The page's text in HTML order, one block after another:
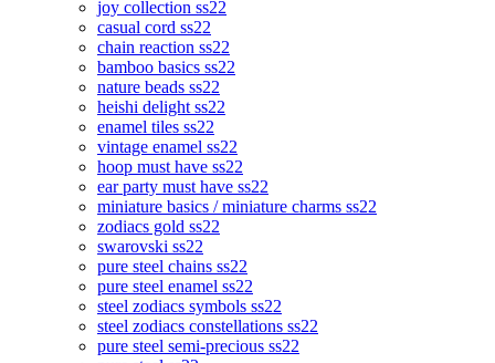
joy collection ss22
casual cord ss22
chain reaction ss22
bamboo basics ss22
nature beads ss22
heishi delight ss22
enamel tiles ss22
vintage enamel ss22
hoop must have ss22
ear party must have ss22
miniature basics / miniature charms ss22
zodiacs gold ss22
swarovski ss22
pure steel chains ss22
pure steel enamel ss22
steel zodiacs symbols ss22
steel zodiacs constellations ss22
pure steel semi-precious ss22